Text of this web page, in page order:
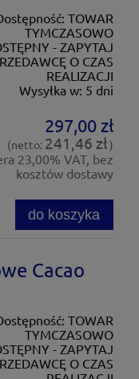
TOWAR
TYMCZASOWO
- ZAPYTAJ
O CZAS
REALIZACJI
Wysyłka w: 5 dni
297,00 zł
(netto: 241,46 zł)
23,00% VAT, bez
kosztów dostawy
do koszyka
Cacao
TOWAR
TYMCZASOWO
- ZAPYTAJ
O CZAS